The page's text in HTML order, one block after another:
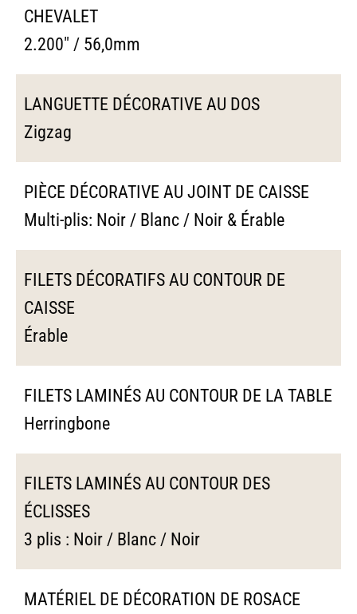
CHEVALET
2.200" / 56,0mm
LANGUETTE DÉCORATIVE AU DOS
Zigzag
PIÈCE DÉCORATIVE AU JOINT DE CAISSE
Multi-plis: Noir / Blanc / Noir & Érable
FILETS DÉCORATIFS AU CONTOUR DE
CAISSE
Érable
FILETS LAMINÉS AU CONTOUR DE LA TABLE
Herringbone
FILETS LAMINÉS AU CONTOUR DES
ÉCLISSES
3 plis : Noir / Blanc / Noir
MATÉRIEL DE DÉCORATION DE ROSACE